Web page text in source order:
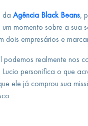
da Agência Black Beans,
um momento sobre a sua
dois empresários e
podemos realmente nos
Lucio personifica o que
ele já comprou sua